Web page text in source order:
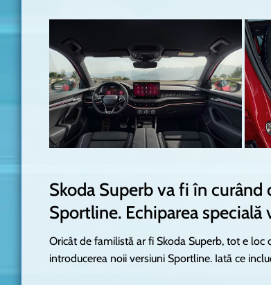
Skoda Superb va fi în
Sportline. Echiparea
Oricât de familistă ar fi Skoda Superb, tot e
introducerea noii versiuni Sportline. Iată ce